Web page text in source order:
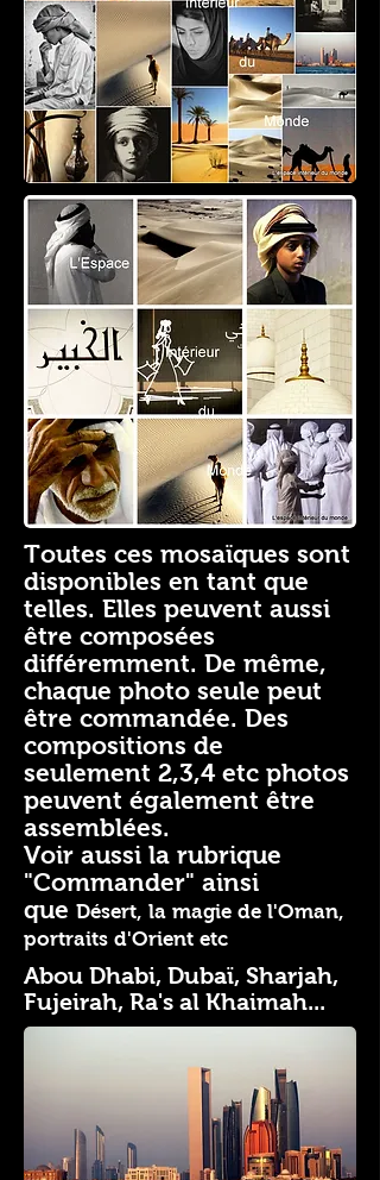
Toutes ces mosaïques sont
disponibles en tant que
telles. Elles peuvent aussi
être composées
différemment. De même,
chaque photo seule peut
être commandée. Des
compositions de
seulement 2,3,4 etc photos
peuvent également être
assemblées.
Voir aussi la rubrique
"Commander" ainsi
que Désert, la magie de l'Oman,
portraits d'Orient etc
Abou Dhabi, Dubaï, Sharjah,
Fujeirah, Ra's al Khaimah...